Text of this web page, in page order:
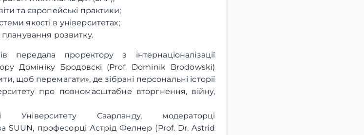
та європейські практики;
якості в університетах;
планування розвитку.
проректору з інтернаціоналізації
Домініку Бродовскі (Prof. Dominik Brodowski)
щоб перемагати», де зібрані персональні історії
про повномасштабне вторгнення, війну,
Університету Саарланду, модераторці
SUUN, професорці Астрід Фелнер (Prof. Dr. Astrid